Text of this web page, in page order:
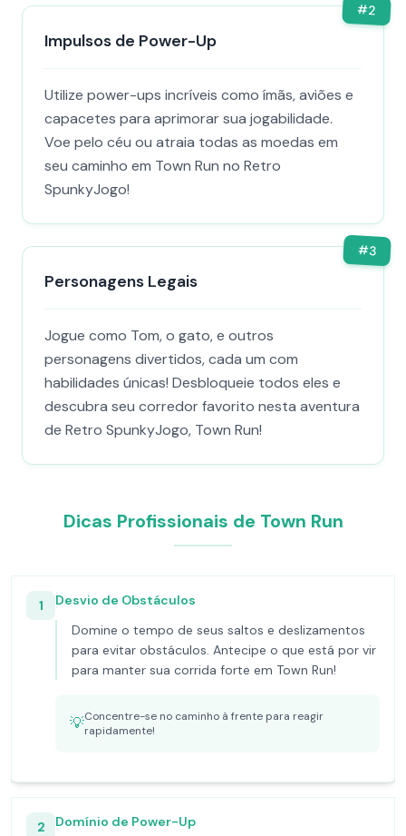
#2
Impulsos de Power-Up
Utilize power-ups incríveis como ímãs, aviões e
capacetes para aprimorar sua jogabilidade.
Voe pelo céu ou atraia todas as moedas em
seu caminho em Town Run no Retro
SpunkyJogo!
#3
Personagens Legais
Jogue como Tom, o gato, e outros
personagens divertidos, cada um com
habilidades únicas! Desbloqueie todos eles e
descubra seu corredor favorito nesta aventura
de Retro SpunkyJogo, Town Run!
Dicas Profissionais de Town Run
1
Desvio de Obstáculos
Domine o tempo de seus saltos e deslizamentos
para evitar obstáculos. Antecipe o que está por vir
para manter sua corrida forte em Town Run!
💡Concentre-se no caminho à frente para reagir
rapidamente!
2
Domínio de Power-Up